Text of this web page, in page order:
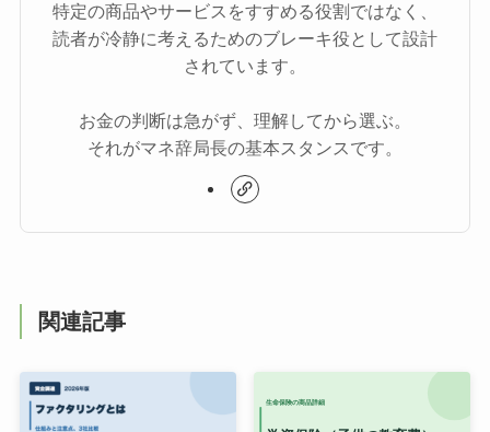
特定の商品やサービスをすすめる役割ではなく、
読者が冷静に考えるためのブレーキ役として設計
されています。
お金の判断は急がず、理解してから選ぶ。
それがマネ辞局長の基本スタンスです。
関連記事